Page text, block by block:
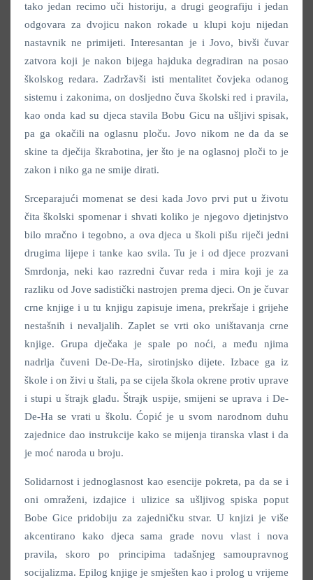
tako jedan recimo uči historiju, a drugi geografiju i jedan
odgovara za dvojicu nakon rokade u klupi koju nijedan
nastavnik ne primijeti. Interesantan je i Jovo, bivši čuvar
zatvora koji je nakon bijega hajduka degradiran na posao
školskog redara. Zadržavši isti mentalitet čovjeka odanog
sistemu i zakonima, on dosljedno čuva školski red i pravila,
kao onda kad su djeca stavila Bobu Gicu na ušljivi spisak,
pa ga okačili na oglasnu ploču. Jovo nikom ne da da se
skine ta dječija škrabotina, jer što je na oglasnoj ploči to je
zakon i niko ga ne smije dirati.
Srceparajući momenat se desi kada Jovo prvi put u životu
čita školski spomenar i shvati koliko je njegovo djetinjstvo
bilo mračno i tegobno, a ova djeca u školi pišu riječi jedni
drugima lijepe i tanke kao svila. Tu je i od djece prozvani
Smrdonja, neki kao razredni čuvar reda i mira koji je za
razliku od Jove sadistički nastrojen prema djeci. On je čuvar
crne knjige i u tu knjigu zapisuje imena, prekršaje i grijehe
nestašnih i nevaljalih. Zaplet se vrti oko uništavanja crne
knjige. Grupa dječaka je spale po noći, a među njima
nadrlja čuveni De-De-Ha, sirotinjsko dijete. Izbace ga iz
škole i on živi u štali, pa se cijela škola okrene protiv uprave
i stupi u štrajk glađu. Štrajk uspije, smijeni se uprava i De-
De-Ha se vrati u školu. Ćopić je u svom narodnom duhu
zajednice dao instrukcije kako se mijenja tiranska vlast i da
je moć naroda u broju.
Solidarnost i jednoglasnost kao esencije pokreta, pa da se i
oni omraženi, izdajice i ulizice sa ušljivog spiska poput
Bobe Gice pridobiju za zajedničku stvar. U knjizi je više
akcentirano kako djeca sama grade novu vlast i nova
pravila, skoro po principima tadašnjeg samoupravnog
socijalizma. Epilog knjige je smješten kao i prolog u vrijeme